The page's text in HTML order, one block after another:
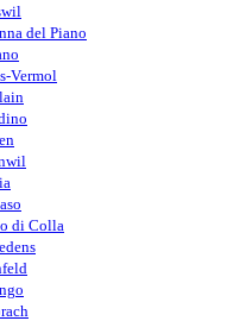
del Piano
Vermol
di Colla